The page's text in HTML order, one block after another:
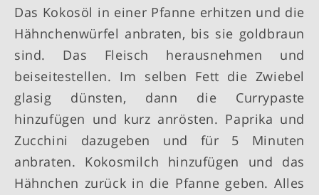
Das Kokosöl in einer Pfanne erhitzen und die
Hähnchenwürfel anbraten, bis sie goldbraun
sind. Das Fleisch herausnehmen und
beiseitestellen. Im selben Fett die Zwiebel
glasig dünsten, dann die Currypaste
hinzufügen und kurz anrösten. Paprika und
Zucchini dazugeben und für 5 Minuten
anbraten. Kokosmilch hinzufügen und das
Hähnchen zurück in die Pfanne geben. Alles